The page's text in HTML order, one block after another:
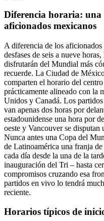
Diferencia horaria: una
aficionados mexicanos
A diferencia de los
desfases de seis a nueve
disfrutarán del Mundial más
recuerde. La Ciudad de
comparten el horario del
prácticamente alineado con la
Unidos y Canadá. Los
van apenas dos horas por
estadounidense una hora por
oeste y Vancouver se
Nunca antes una Copa del
de Latinoamérica una franja
cada día desde la una de la
inauguración del Tri – hasta
compromisos cruzando esa
partidos en vivo lo tendrá
reciente.
Horarios típicos de